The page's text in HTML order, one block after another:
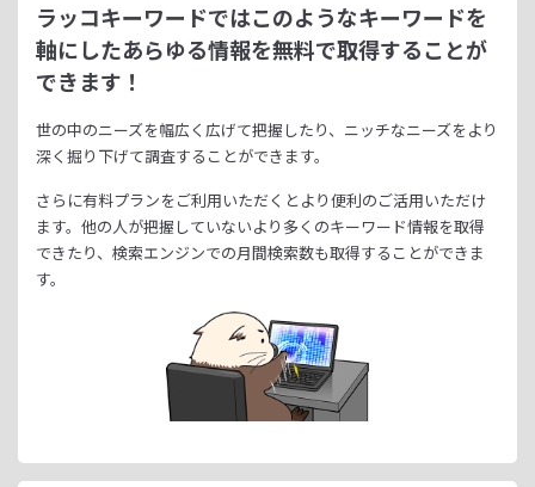
ラッコキーワードではこのようなキーワードを
軸にしたあらゆる情報を無料で取得することが
できます！
世の中のニーズを幅広く広げて把握したり、 ニッチなニーズをより
深く掘り下げて調査することができます。
さらに有料プランをご利用いただくとより便利のご活用いただけ
ます。 他の人が把握していないより多くのキーワード情報を取得
できたり、 検索エンジンでの月間検索数も取得することができま
す。